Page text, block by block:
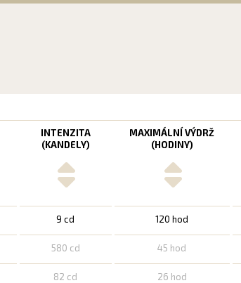
INTENZITA
(KANDELY)
MAXIMÁLNÍ VÝDRŽ
(HODINY)
9 cd 120 hod
580 cd 45 hod
82 cd 26 hod